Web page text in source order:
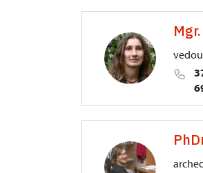
Prešovská